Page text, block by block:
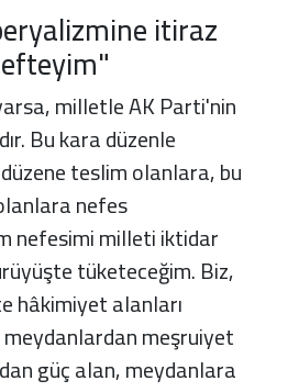
itiraz
milletle AK Parti'nin
Bu kara düzenle
teslim olanlara, bu
nefes
nefesimi milleti iktidar
tüketeceğim. Biz,
hâkimiyet alanları
meşruiyet
güç alan, meydanlara